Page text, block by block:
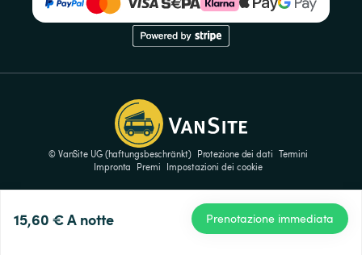
15,60 €A notte Prenotazione immediata
© VanSite UG (haftungsbeschränkt) Protezione dei dati Termini
Impronta
Premi Impostazioni dei cookie